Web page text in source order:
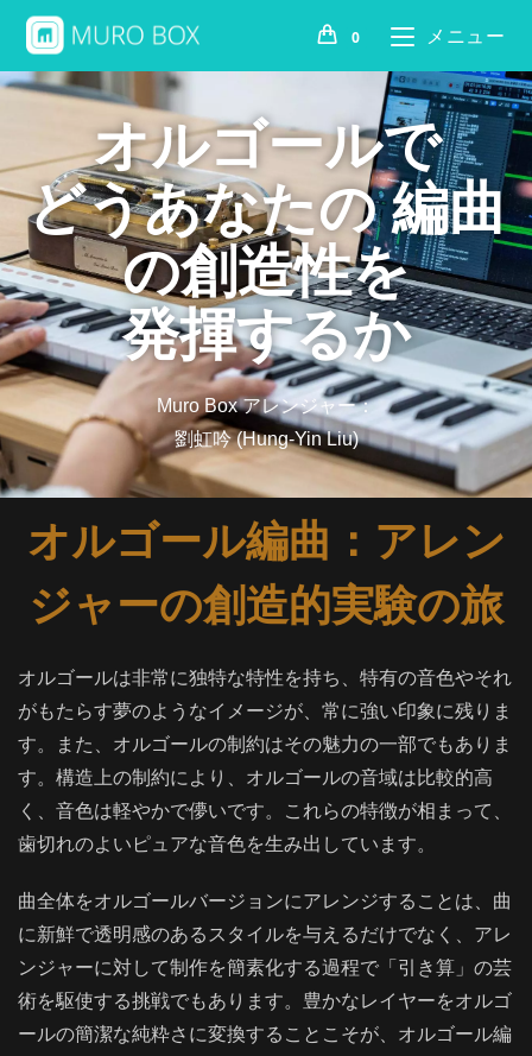
0 メニュー
オルゴールで
どうあなたの 編曲
の創造性を
発揮するか
Muro Box アレンジャー：
劉虹吟 (Hung-Yin Liu)
オルゴール編曲：アレン
ジャーの創造的実験の旅
オルゴールは非常に独特な特性を持ち、特有の音色やそれ
がもたらす夢のようなイメージが、常に強い印象に残りま
す。また、オルゴールの制約はその魅力の一部でもありま
す。構造上の制約により、オルゴールの音域は比較的高
く、音色は軽やかで儚いです。これらの特徴が相まって、
歯切れのよいピュアな音色を生み出しています。
曲全体をオルゴールバージョンにアレンジすることは、曲
に新鮮で透明感のあるスタイルを与えるだけでなく、アレ
ンジャーに対して制作を簡素化する過程で「引き算」の芸
術を駆使する挑戦でもあります。豊かなレイヤーをオルゴ
ールの簡潔な純粋さに変換することこそが、オルゴール編